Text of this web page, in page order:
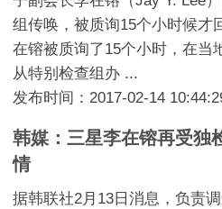
组传唤，被质询15个小时候才
在镕被质询了15个小时，在当
从特别检查组办 ...
发布时间：2017-02-14
韩媒：三星李在镕再受独
情
据韩联社2月13日消息，负责